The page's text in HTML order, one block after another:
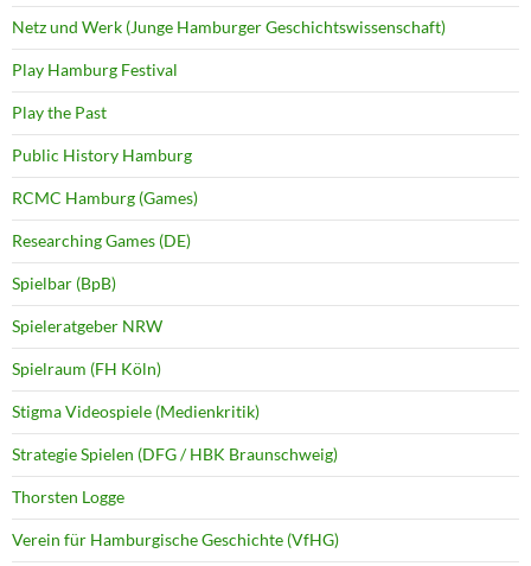
Netz und Werk (Junge Hamburger Geschichtswissenschaft)
Play Hamburg Festival
Play the Past
Public History Hamburg
RCMC Hamburg (Games)
Researching Games (DE)
Spielbar (BpB)
Spieleratgeber NRW
Spielraum (FH Köln)
Stigma Videospiele (Medienkritik)
Strategie Spielen (DFG / HBK Braunschweig)
Thorsten Logge
Verein für Hamburgische Geschichte (VfHG)